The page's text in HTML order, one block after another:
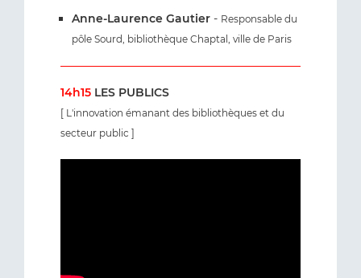
Anne-Laurence Gautier - Responsable du
pôle Sourd, bibliothèque Chaptal, ville de Paris
14h15 LES PUBLICS
[ L'innovation émanant des bibliothèques et du
secteur public ]